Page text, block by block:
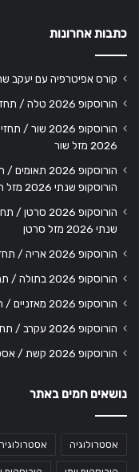
כתבות אחרונות
קורס אפיטרפיה עם יעקב
הורוסקופ 2026 טלה / תחזית אסטרולוגיה שנתית מזל טלה
הורוסקופ
2026 מזל שור
הורוסקופ
הורוסקופ שנתי 2026 מזל תאומים
הורוסקופ
שנתי 2026 מזל סרטן
הורוסקופ 2026 אריה / תחזית אסטרולוגיה שנתית מזל אריה
הורוסקופ 2026 בתולה / תחזית אסטרולוגיה שנתית מזל בתולה
הורוסקופ 2026 מאזניים / תחזית אסטרולוגיה שנתית מזל מאזניים
הורוסקופ 2026 עקרב / תחזית אסטרולוגיה שנתית מזל עקרב
הורוסקופ 2026 קשת / אסטרולוגיה שנתית למזל קשת
נושאים חמים באתר
אסטרולוגיה